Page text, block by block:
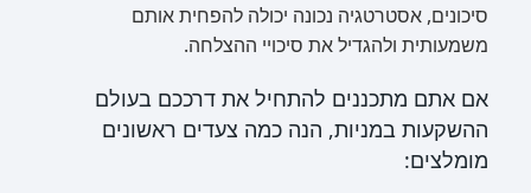
סיכונים, אסטרטגיה נכונה יכולה להפחית אותם
משמעותית ולהגדיל את סיכויי ההצלחה.
אם אתם מתכננים להתחיל את דרככם בעולם
ההשקעות במניות, הנה כמה צעדים ראשונים
מומלצים: